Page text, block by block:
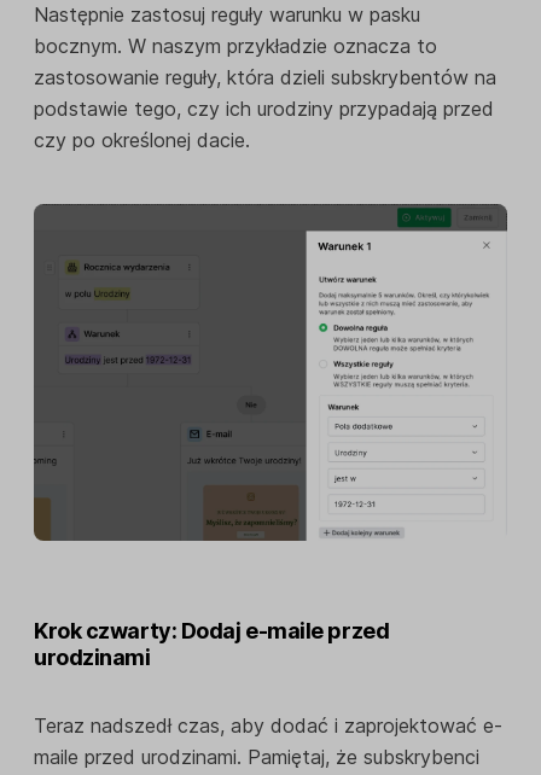
Następnie zastosuj reguły warunku w pasku
bocznym. W naszym przykładzie oznacza to
zastosowanie reguły, która dzieli subskrybentów na
podstawie tego, czy ich urodziny przypadają przed
czy po określonej dacie.
Krok czwarty: Dodaj e-maile przed
urodzinami
Teraz nadszedł czas, aby dodać i zaprojektować e-
maile przed urodzinami. Pamiętaj, że subskrybenci